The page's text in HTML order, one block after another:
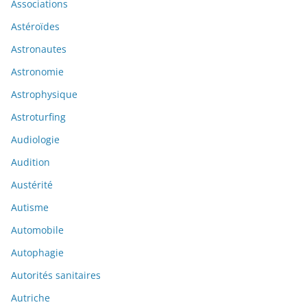
Associations
Astéroïdes
Astronautes
Astronomie
Astrophysique
Astroturfing
Audiologie
Audition
Austérité
Autisme
Automobile
Autophagie
Autorités sanitaires
Autriche